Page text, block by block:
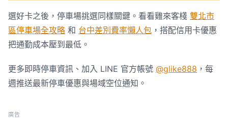
選好卡之後，停車場挑選同樣關鍵。看看雞來客棧 雙北市
區停車場全攻略 和 台中差別費率懶人包 ，搭配信用卡優惠
把通勤成本壓到最低。
更多即時停車資訊、加入 LINE 官方帳號 @glike888 ，每
週推送最新停車優惠與場域空位通知。
廣告